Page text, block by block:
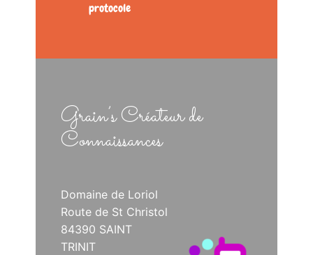
protocole
Grain’s Créateur de
Connaissances
Domaine de Loriol
Route de St Christol
84390 SAINT
TRINIT